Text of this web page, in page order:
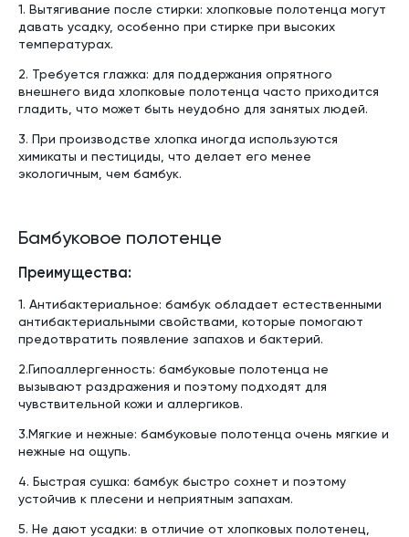
1. Вытягивание после стирки: хлопковые полотенца могут
давать усадку, особенно при стирке при высоких
температурах.
2. Требуется глажка: для поддержания опрятного
внешнего вида хлопковые полотенца часто приходится
гладить, что может быть неудобно для занятых людей.
3. При производстве хлопка иногда используются
химикаты и пестициды, что делает его менее
экологичным, чем бамбук.
Бамбуковое полотенце
Преимущества:
1. Антибактериальное: бамбук обладает естественными
антибактериальными свойствами, которые помогают
предотвратить появление запахов и бактерий.
2.Гипоаллергенность: бамбуковые полотенца не
вызывают раздражения и поэтому подходят для
чувствительной кожи и аллергиков.
3.Мягкие и нежные: бамбуковые полотенца очень мягкие и
нежные на ощупь.
4. Быстрая сушка: бамбук быстро сохнет и поэтому
устойчив к плесени и неприятным запахам.
5. Не дают усадки: в отличие от хлопковых полотенец,